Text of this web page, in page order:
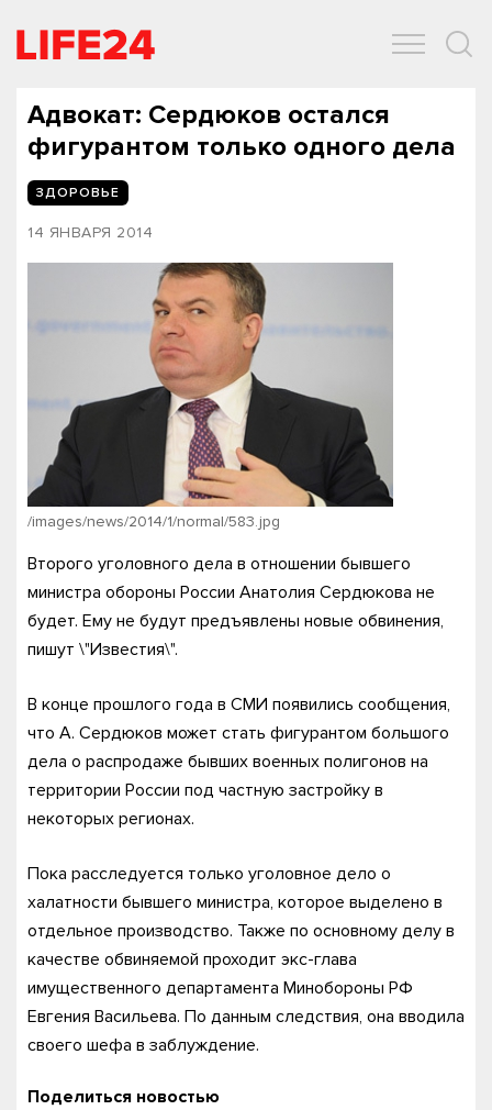
Адвокат: Сердюков остался
фигурантом только одного дела
ЗДОРОВЬЕ
14 ЯНВАРЯ 2014
/images/news/2014/1/normal/583.jpg
Второго уголовного дела в отношении бывшего
министра обороны России Анатолия Сердюкова не
будет. Ему не будут предъявлены новые обвинения,
пишут \"Известия\".
В конце прошлого года в СМИ появились сообщения,
что А. Сердюков может стать фигурантом большого
дела о распродаже бывших военных полигонов на
территории России под частную застройку в
некоторых регионах.
Пока расследуется только уголовное дело о
халатности бывшего министра, которое выделено в
отдельное производство. Также по основному делу в
качестве обвиняемой проходит экс-глава
имущественного департамента Минобороны РФ
Евгения Васильева. По данным следствия, она вводила
своего шефа в заблуждение.
Поделиться новостью